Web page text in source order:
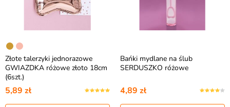
Złote talerzyki jednorazowe
GWIAZDKA różowe złoto 18cm
(6szt.)
5,89 zł
Bańki mydlane na ślub
SERDUSZKO różowe
4,89 zł